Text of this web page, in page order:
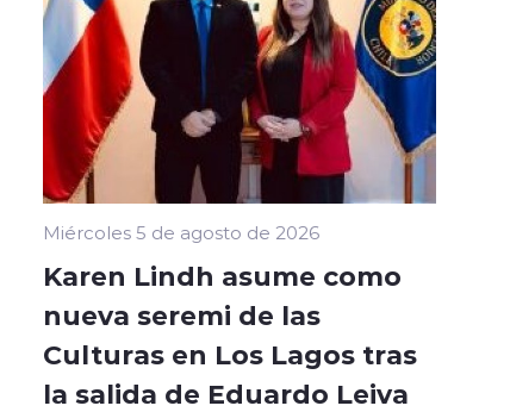
Miércoles 5 de agosto de 2026
Karen Lindh asume como
nueva seremi de las
Culturas en Los Lagos tras
la salida de Eduardo Leiva